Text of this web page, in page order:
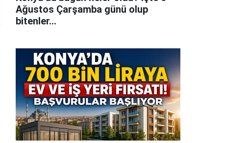
Ağustos Çarşamba günü olup
bitenler…